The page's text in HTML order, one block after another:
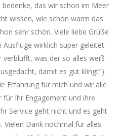
das wir schon im Meer
wissen, wie schön warm das
sehr schön. Viele liebe Grüße
wirklich super geleitet.
verblüfft, was der so alles weiß
damit es gut klingt").
Erfahrung für mich und wir alle
für Ihr Engagement und ihre
Service geht nicht und es geht
Vielen Dank nochmal für alles.